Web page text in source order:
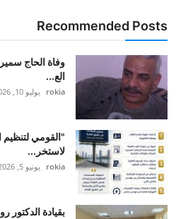
Recommended Posts
وفاة الحاج
الع...
rokia يوليو 10, 2026
لاستخر...
rokia يونيو 5, 2026